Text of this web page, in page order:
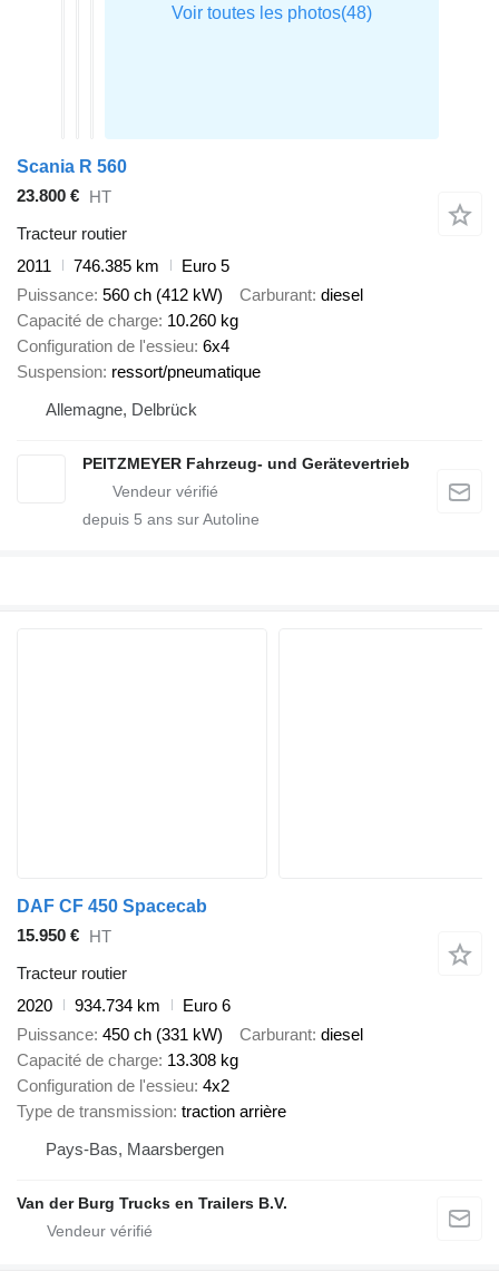
Scania R 560
23.800 €
HT
Tracteur routier
2011
746.385 km
Euro 5
Puissance 560 ch (412 kW) Carburant diesel
Capacité de charge 10.260 kg
Configuration de l'essieu 6x4
Suspension ressort/pneumatique
Allemagne, Delbrück
PEITZMEYER Fahrzeug- und Gerätevertrieb
depuis 5 ans sur Autoline
DAF CF 450 Spacecab
15.950 €
HT
Tracteur routier
2020
934.734 km
Euro 6
Puissance 450 ch (331 kW) Carburant diesel
Capacité de charge 13.308 kg
Configuration de l'essieu 4x2
Type de transmission traction arrière
Pays-Bas, Maarsbergen
Van der Burg Trucks en Trailers B.V.